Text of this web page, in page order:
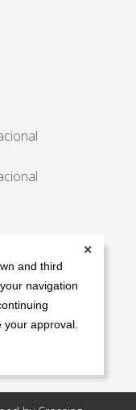
and third
navigation
your approval.
✕